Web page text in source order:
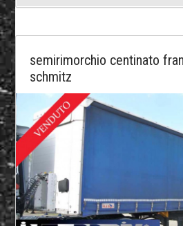
semirimorchio centinato
schmitz